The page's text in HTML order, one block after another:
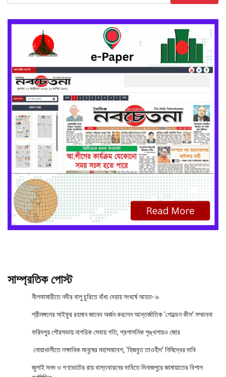
সাম্প্রতিক পোস্ট
নীলফামারীতে নদীর বালু চুরিতে বাঁধা দেয়ায় সংঘর্ষে আহত- ৬
শ্রীমঙ্গলের সাইফুর রহমান জাবেদ অর্জন করলেন আন্তর্জাতিক ‘গোল্ডেন কীস’ সম্মাননা
ফরিদপুর পৌরসভায় নাগরিক সেবায় গতি, প্রশাসনিক শৃঙ্খলায়ও জোর
নোয়াখালীতে লক্ষাধিক মানুষের মহাসমাবেশ, ‘হিজবুত তাওহীদ’ নিষিদ্ধের দাবি
জুলাই সনদ ও গণভোটের রায় বাস্তবায়নের দাবিতে দিনাজপুরে জামায়াতের বিশাল